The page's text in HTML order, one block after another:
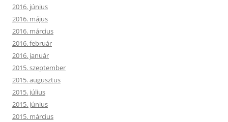
2016. június
2016. május
2016. március
2016. február
2016. január
2015. szeptember
2015. augusztus
2015. július
2015. június
2015. március